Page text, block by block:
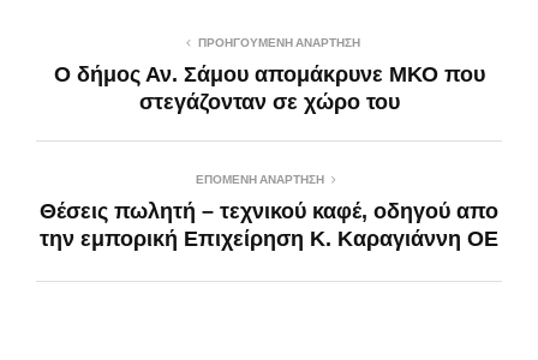
ΠΡΟΗΓΟΎΜΕΝΗ ΑΝΆΡΤΗΣΗ
Ο δήμος Αν. Σάμου απομάκρυνε ΜΚΟ που
στεγάζονταν σε χώρο του
ΕΠΌΜΕΝΗ ΑΝΆΡΤΗΣΗ
Θέσεις πωλητή – τεχνικού καφέ, οδηγού απο
την εμπορική Επιχείρηση Κ. Καραγιάννη ΟΕ